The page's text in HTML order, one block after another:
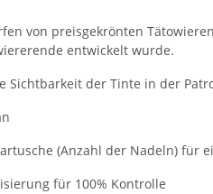
von preisgekrönten
entwickelt wurde.
Sichtbarkeit der Tinte in der
(Anzahl der Nadeln) für
für 100% Kontrolle